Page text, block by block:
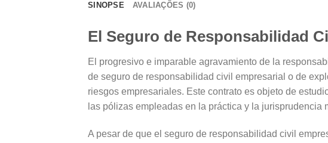
SINOPSE AVALIAÇÕES (0)
El Seguro de Responsabilidad
El progresivo e imparable agravamiento de la
de seguro de responsabilidad civil empresarial o de
riesgos empresariales. Este contrato es objeto de
las pólizas empleadas en la práctica y la jurisprudencia
A pesar de que el seguro de responsabilidad civil